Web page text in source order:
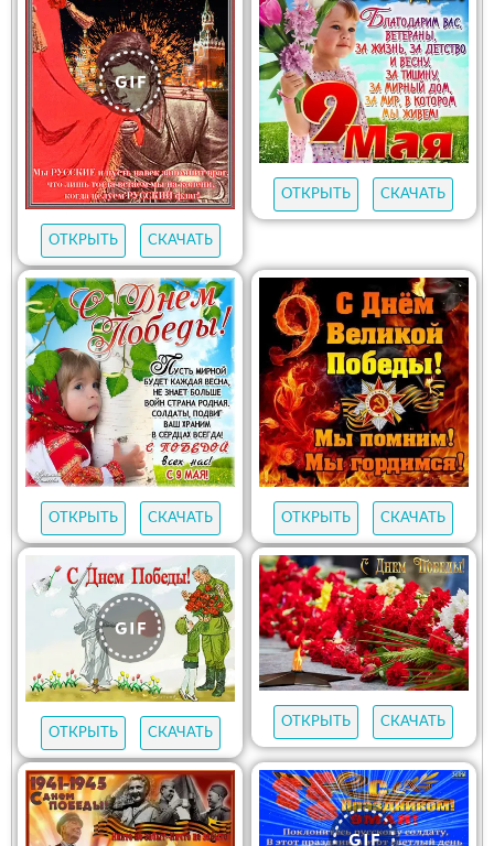
ОТКРЫТЬ СКАЧАТЬ
ОТКРЫТЬ СКАЧАТЬ
ОТКРЫТЬ СКАЧАТЬ ОТКРЫТЬ СКАЧАТЬ
ОТКРЫТЬ СКАЧАТЬ
ОТКРЫТЬ СКАЧАТЬ